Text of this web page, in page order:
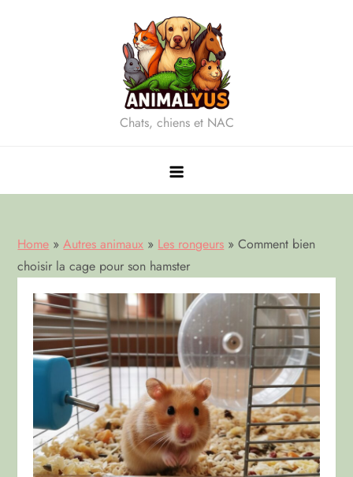
Chats, chiens et NAC
Home » Autres animaux » Les rongeurs » Comment bien
choisir la cage pour son hamster